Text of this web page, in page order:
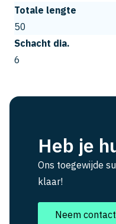
Totale lengte
50
Schacht dia.
6
Heb je
Ons toegewijde
klaar!
Neem